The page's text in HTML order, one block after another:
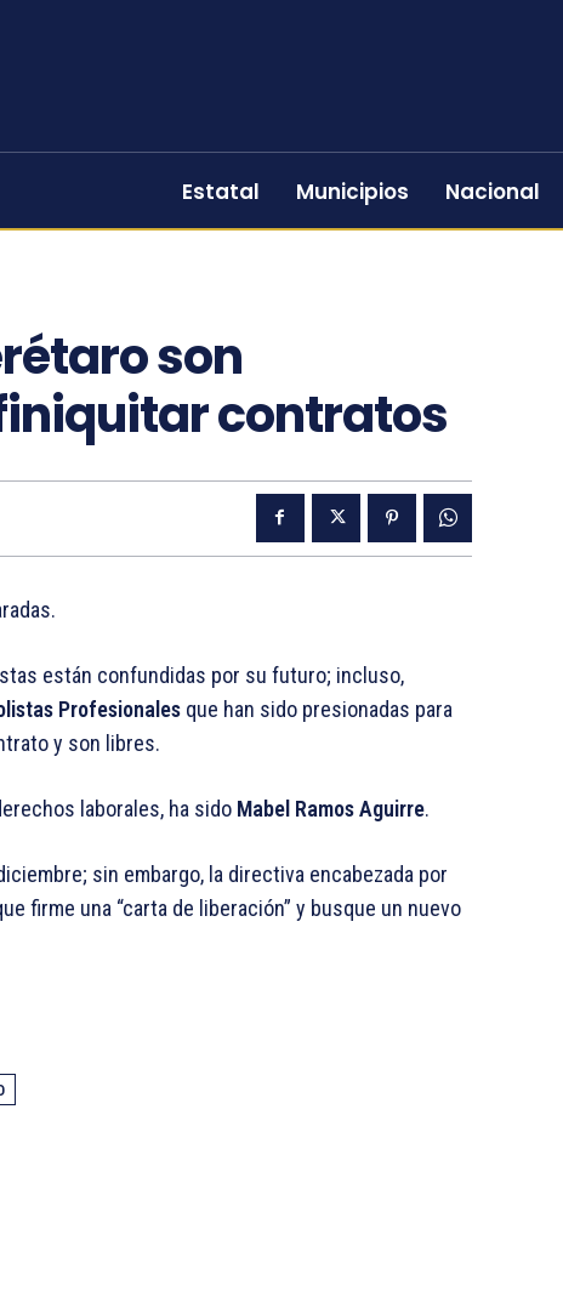
Estatal Municipios Nacional
son
contratos
están confundidas por su futuro; incluso,
Profesionales que han sido presionadas para
y son libres.
laborales, ha sido Mabel Ramos Aguirre.
sin embargo, la directiva encabezada por
firme una “carta de liberación” y busque un nuevo